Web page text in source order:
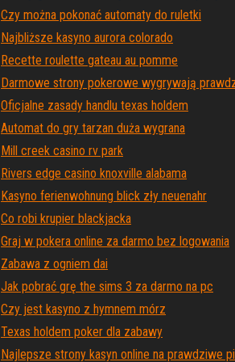
Czy można pokonać automaty do ruletki
Najbliższe kasyno aurora colorado
Recette roulette gateau au pomme
Darmowe strony pokerowe wygrywają
Oficjalne zasady handlu texas holdem
Automat do gry tarzan duża wygrana
Mill creek casino rv park
Rivers edge casino knoxville alabama
Kasyno ferienwohnung blick zły neuenahr
Co robi krupier blackjacka
Graj w pokera online za darmo bez logowania
Zabawa z ogniem dai
Jak pobrać grę the sims 3 za darmo na pc
Czy jest kasyno z hymnem mórz
Texas holdem poker dla zabawy
Najlepsze strony kasyn online na prawdziwe